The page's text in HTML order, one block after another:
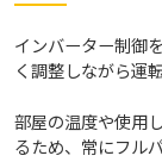
インバーター制御
く調整しながら運
部屋の温度や使用
るため、常にフル